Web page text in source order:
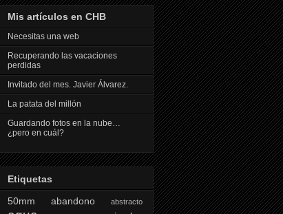
Mis artículos en CHB
Necesitas una web
Recuperando las vacaciones
perdidas
Invitado del mes. Javier Álvarez.
La patata del millón
Guardando fotos en la nube…
¿pero en cuál?
Etiquetas
50mm
abandono abstracto